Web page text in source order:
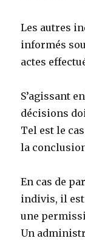
Les autres
informés
actes
S’agissant
décisions
Tel est le
la
En cas de
indivis, il
une
Un